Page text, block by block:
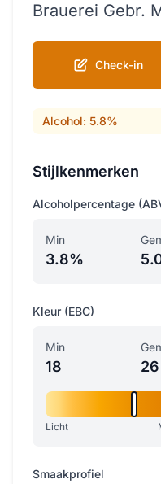
Brauerei Gebr.
Check-in
Alcohol: 5.8%
Stijlkenmerken
Alcoholpercentage
Min
3.8%
Kleur (EBC)
Min
18 26
Licht
Smaakprofiel